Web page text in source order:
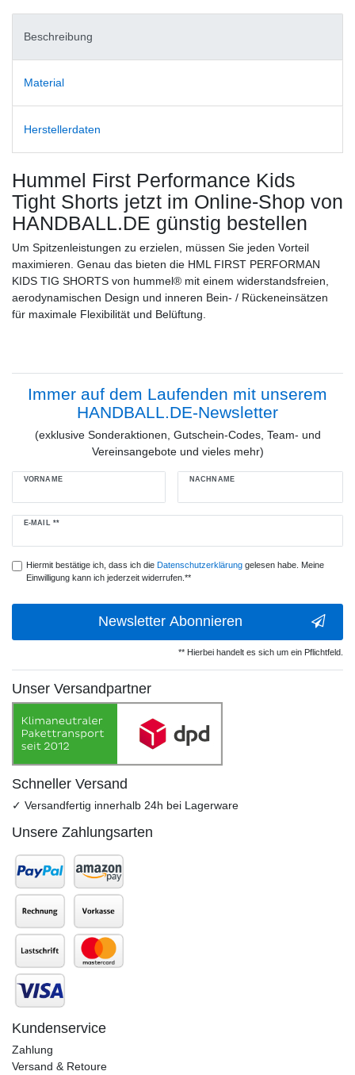
Beschreibung
Material
Herstellerdaten
Hummel First Performance Kids
Tight Shorts jetzt im Online-Shop von
HANDBALL.DE günstig bestellen
Um Spitzenleistungen zu erzielen, müssen Sie jeden Vorteil
maximieren. Genau das bieten die HML FIRST PERFORMAN
KIDS TIG SHORTS von hummel® mit einem widerstandsfreien,
aerodynamischen Design und inneren Bein- / Rückeneinsätzen
für maximale Flexibilität und Belüftung.
Immer auf dem Laufenden mit unserem
HANDBALL.DE-Newsletter
(exklusive Sonderaktionen, Gutschein-Codes, Team- und
Vereinsangebote und vieles mehr)
VORNAME NACHNAME
E-MAIL **
Newsletter
Hiermit bestätige ich, dass ich die Daten­schutz­erklärunggelesen habe. Meine
Einwilligung kann ich jederzeit widerrufen.**
Newsletter Abonnieren
** Hierbei handelt es sich um ein Pflichtfeld.
Unser Versandpartner
Schneller Versand
✓ Versandfertig innerhalb 24h bei Lagerware
Unsere Zahlungsarten
Kundenservice
Zahlung
Versand & Retoure